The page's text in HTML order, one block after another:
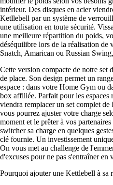
intérieur. Des disques en acier
Ketllebell par un système de
une utilisation en toute sécurité.
une meilleure répartition du poids,
déséquilibre lors de la réalisation de
Snatch, Amarican ou Russian
Cette version compacte de notre set
de place. Son design permet un
espace : dans votre Home Gym ou
box affiliée. Parfait pour les espaces
viendra remplacer un set complet
vous pourrez ajuster votre charge
moment et le prêter à vos
switcher sa charge en quelques
clé fournie. Un investissement
On vous met au challenge de
d'excuses pour ne pas s'entraîner en
Pourquoi ajouter une Kettlebell à sa